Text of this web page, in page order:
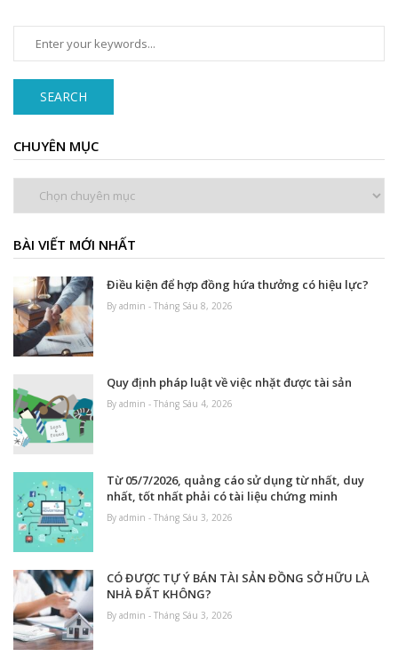
SEARCH
CHUYÊN MỤC
BÀI VIẾT MỚI NHẤT
Điều kiện để hợp đồng hứa thưởng có hiệu lực?
By admin - Tháng Sáu 8, 2026
Quy định pháp luật về việc nhặt được tài sản
By admin - Tháng Sáu 4, 2026
Từ 05/7/2026, quảng cáo sử dụng từ nhất, duy
nhất, tốt nhất phải có tài liệu chứng minh
By admin - Tháng Sáu 3, 2026
CÓ ĐƯỢC TỰ Ý BÁN TÀI SẢN ĐỒNG SỞ HỮU LÀ
NHÀ ĐẤT KHÔNG?
By admin - Tháng Sáu 3, 2026